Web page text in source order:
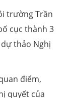
trường Trần
сục thành 3
thảo Nghị
điểm,
quyết của